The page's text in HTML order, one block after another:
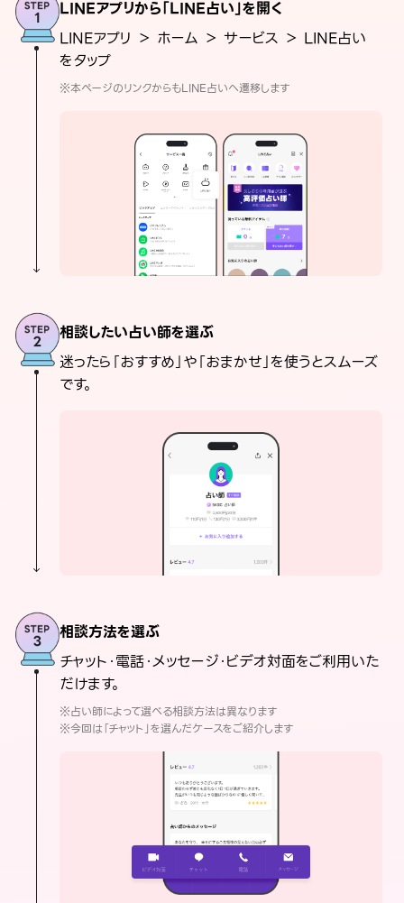
LINEアプリから「LINE占い」を開く
LINEアプリ ＞ ホーム ＞ サービス ＞ LINE占い
をタップ
※本ページのリンクからもLINE占いへ遷移します
相談したい占い師を選ぶ
迷ったら「おすすめ」や「おまかせ」を使うとスムーズ
です。
相談方法を選ぶ
チャット・電話・メッセージ・ビデオ対面をご利用いた
だけます。
※占い師によって選べる相談方法は異なります
※今回は「チャット」を選んだケースをご紹介します